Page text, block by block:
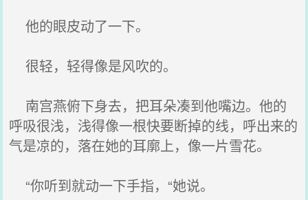
他的眼皮动了一下。
很轻，轻得像是风吹的。
南宫燕俯下身去，把耳朵凑到他嘴边。他的
呼吸很浅，浅得像一根快要断掉的线，呼出来的
气是凉的，落在她的耳廓上，像一片雪花。
“你听到就动一下手指，“她说。